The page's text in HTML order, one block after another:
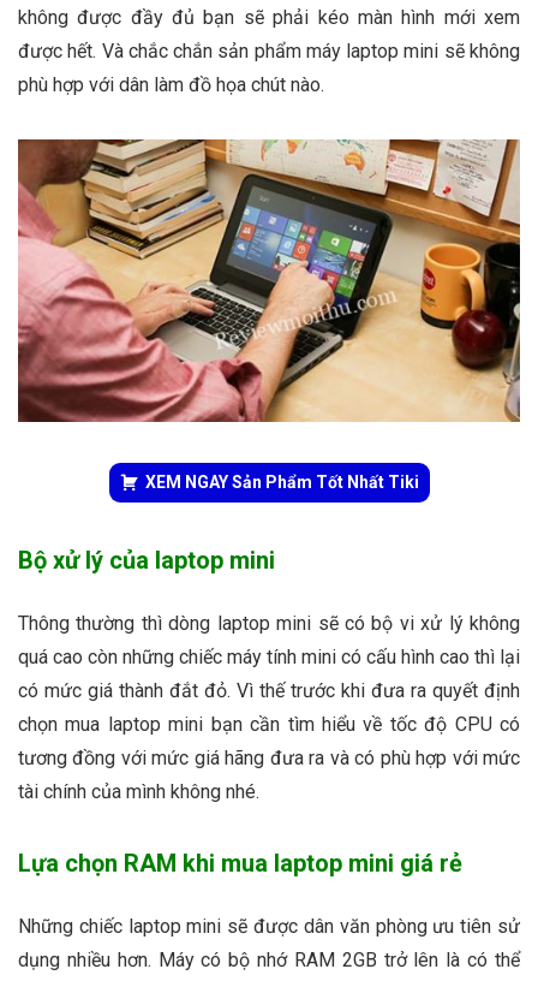
không được đầy đủ bạn sẽ phải kéo màn hình mới xem
được hết. Và chắc chắn sản phẩm máy laptop mini sẽ không
phù hợp với dân làm đồ họa chút nào.
XEM NGAY Sản Phẩm Tốt Nhất Tiki
Bộ xử lý của laptop mini
Thông thường thì dòng laptop mini sẽ có bộ vi xử lý không
quá cao còn những chiếc máy tính mini có cấu hình cao thì lại
có mức giá thành đắt đỏ. Vì thế trước khi đưa ra quyết định
chọn mua laptop mini bạn cần tìm hiểu về tốc độ CPU có
tương đồng với mức giá hãng đưa ra và có phù hợp với mức
tài chính của mình không nhé.
Lựa chọn RAM khi mua laptop mini giá rẻ
Những chiếc laptop mini sẽ được dân văn phòng ưu tiên sử
dụng nhiều hơn. Máy có bộ nhớ RAM 2GB trở lên là có thể